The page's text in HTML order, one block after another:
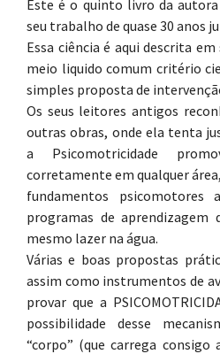
Este é o quinto livro da
seu trabalho de quase 30 anos
Essa ciência é aqui descrita
meio liquido comum critério
simples proposta de
Os seus leitores antigos
outras obras, onde ela tenta
a Psicomotricidade
corretamente em qualquer
fundamentos psicomotores
programas de aprendizagem
mesmo lazer na água.
Várias e boas propostas
assim como instrumentos de
provar que a
possibilidade desse
“corpo” (que carrega